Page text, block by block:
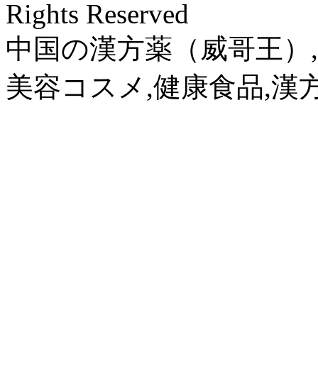
Rights Reserved
中国の漢方薬（威哥王
美容コスメ,健康食品,漢